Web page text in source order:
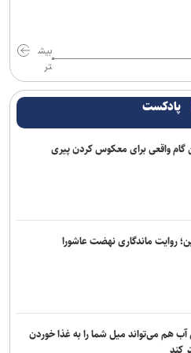
شدند
را جدی بگیرید/ نگه داشتن ادرار در
خدمت به زائران اربعین/ اجرای پزشکی خانواده تا
بازگشت زائران اربعین
بیش
تر
پادکست
گام واقعی برای معکوس کردن پیری
روایت ماندگاری نهضت عاشورا
آب هم می‌تواند میل شما را به غذا خوردن
کند